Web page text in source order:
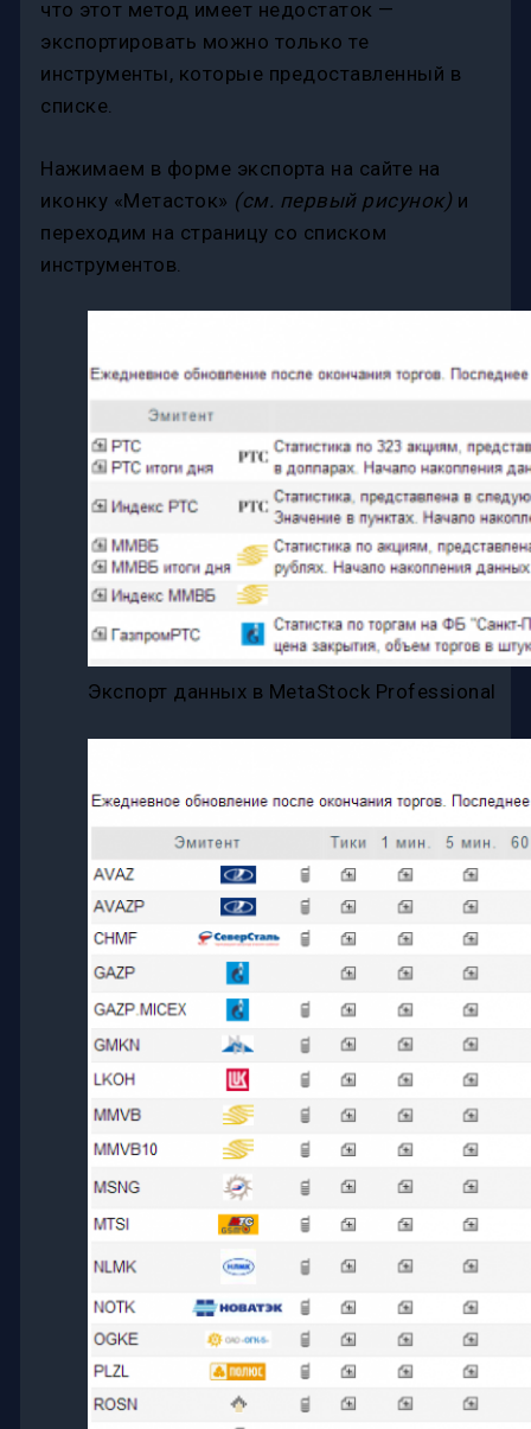
что этот метод имеет недостаток —
экспортировать можно только те
инструменты, которые предоставленный в
списке.
Нажимаем в форме экспорта на сайте на
иконку «Метасток» (см. первый рисунок) и
переходим на страницу со списком
инструментов.
Экспорт данных в MetaStock Professional